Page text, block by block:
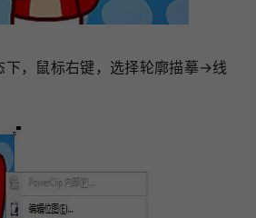
下，鼠标右键，选择轮廓描摹→线